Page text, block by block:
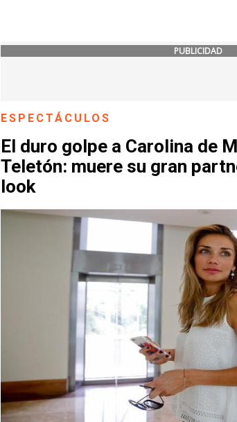
PUBLICIDAD
ESPECTÁCULOS
El duro golpe a Carolina de
Teletón: muere su gran
look